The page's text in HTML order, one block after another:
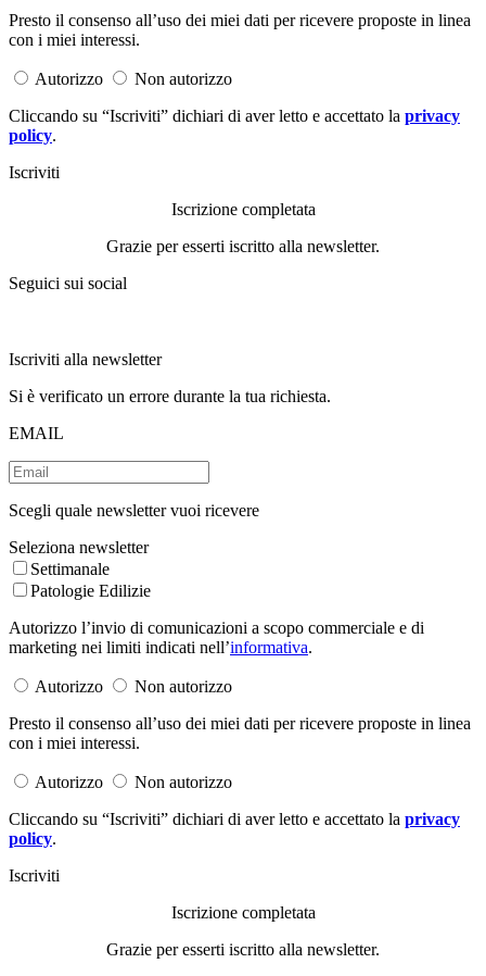
Presto il consenso all’uso dei miei dati per ricevere proposte in linea
con i miei interessi.
Autorizzo
Non autorizzo
Cliccando su “Iscriviti” dichiari di aver letto e accettato la privacy
policy.
Iscriviti
Iscrizione completata
Grazie per esserti iscritto alla newsletter.
Seguici sui social
Iscriviti alla newsletter
Si è verificato un errore durante la tua richiesta.
EMAIL
Scegli quale newsletter vuoi ricevere
Seleziona newsletter
Settimanale
Patologie Edilizie
Autorizzo l’invio di comunicazioni a scopo commerciale e di
marketing nei limiti indicati nell’informativa.
Autorizzo
Non autorizzo
Presto il consenso all’uso dei miei dati per ricevere proposte in linea
con i miei interessi.
Autorizzo
Non autorizzo
Cliccando su “Iscriviti” dichiari di aver letto e accettato la privacy
policy.
Iscriviti
Iscrizione completata
Grazie per esserti iscritto alla newsletter.